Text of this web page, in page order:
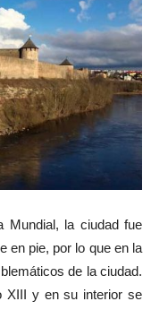
Mundial, la ciudad fue
en pie, por lo que en la
de la ciudad.
XIII y en su interior se